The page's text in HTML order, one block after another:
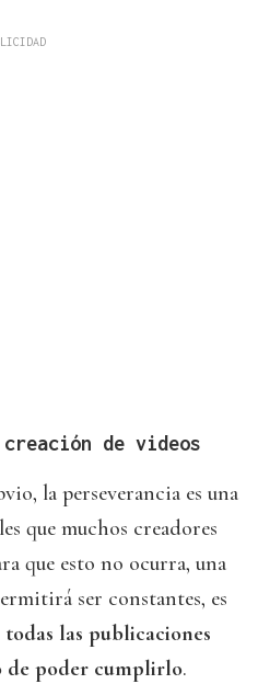
de videos
la perseverancia es una
que muchos creadores
que esto no ocurra, una
ser constantes, es
las publicaciones
de poder cumplirlo.